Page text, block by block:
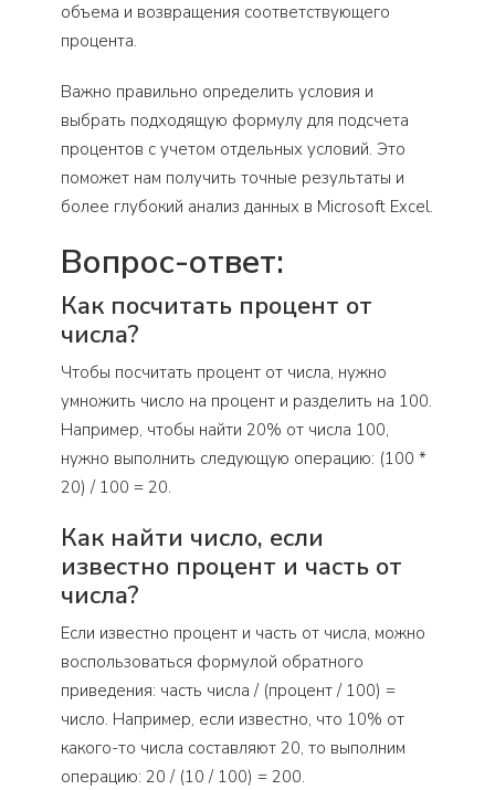
объема и возвращения соответствующего
процента.
Важно правильно определить условия и
выбрать подходящую формулу для подсчета
процентов с учетом отдельных условий. Это
поможет нам получить точные результаты и
более глубокий анализ данных в Microsoft Excel.
Вопрос-ответ:
Как посчитать процент от
числа?
Чтобы посчитать процент от числа, нужно
умножить число на процент и разделить на 100.
Например, чтобы найти 20% от числа 100,
нужно выполнить следующую операцию: (100 *
20) / 100 = 20.
Как найти число, если
известно процент и часть от
числа?
Если известно процент и часть от числа, можно
воспользоваться формулой обратного
приведения: часть числа / (процент / 100) =
число. Например, если известно, что 10% от
какого-то числа составляют 20, то выполним
операцию: 20 / (10 / 100) = 200.